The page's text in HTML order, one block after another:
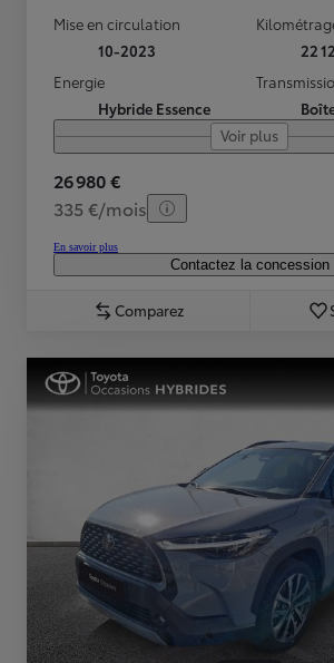
Mise en circulation
10-2023
22
Energie
Hybride Essence
Voir plus
26 980 €
335 €/mois
En savoir plus
Contactez la concession
Comparez